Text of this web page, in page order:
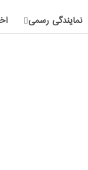
نمایندگی رسمی